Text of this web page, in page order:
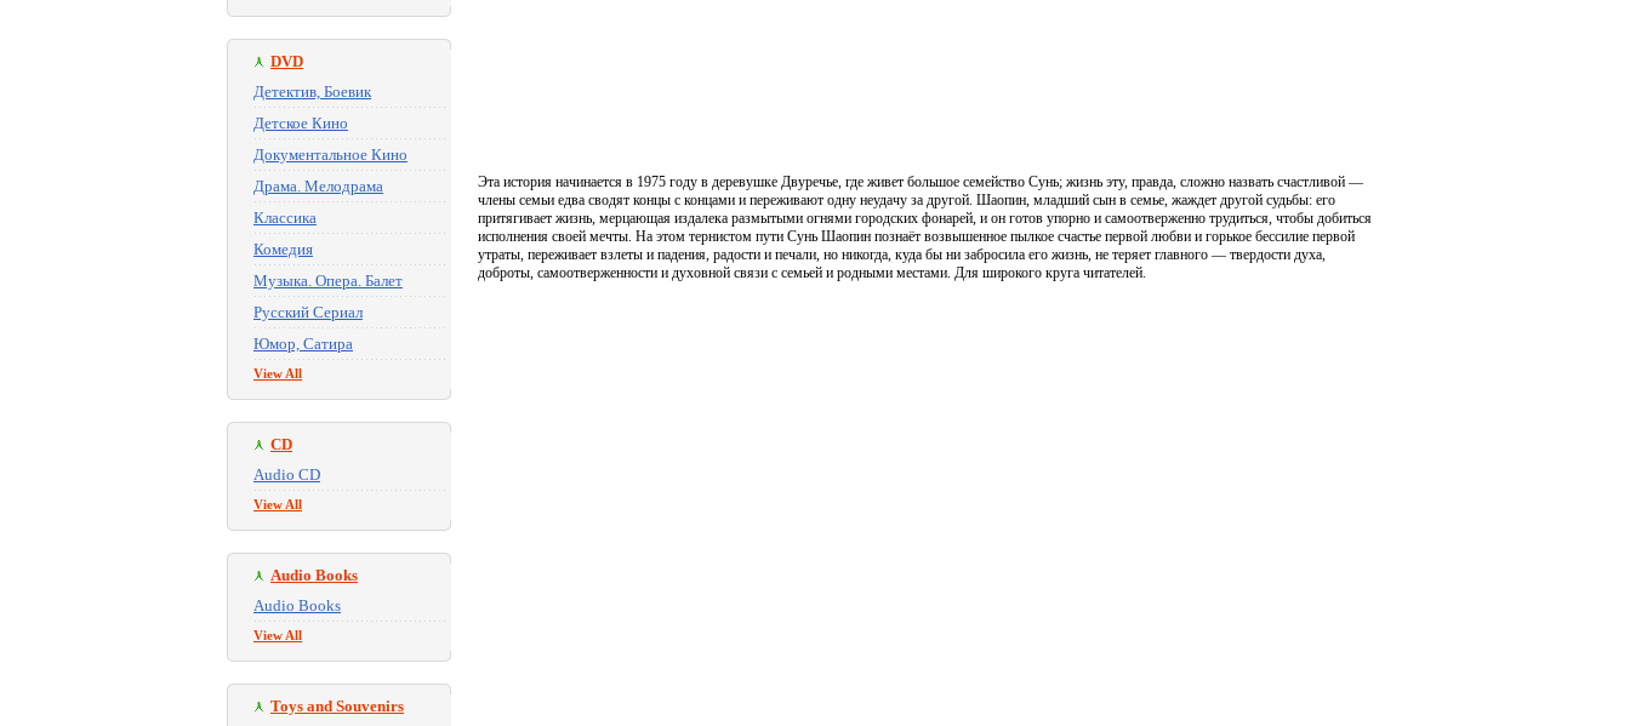
DVD
Детектив, Боевик
Детское Кино
Документальное Кино
Драма. Мелодрама
Классика
Комедия
Музыка. Опера. Балет
Русский Сериал
Юмор, Сатира
View All
CD
Audio CD
View All
Audio Books
Audio Books
View All
Toys and Souvenirs
Эта история начинается в 1975 году в деревушке Двуречье, где живет большое семейство Сунь; жизнь эту, правда, сложно назвать счастливой —
члены семьи едва сводят концы с концами и переживают одну неудачу за другой. Шаопин, младший сын в семье, жаждет другой судьбы: его
притягивает жизнь, мерцающая издалека размытыми огнями городских фонарей, и он готов упорно и самоотверженно трудиться, чтобы добиться
исполнения своей мечты. На этом тернистом пути Сунь Шаопин познаёт возвышенное пылкое счастье первой любви и горькое бессилие первой
утраты, переживает взлеты и падения, радости и печали, но никогда, куда бы ни забросила его жизнь, не теряет главного — твердости духа,
доброты, самоотверженности и духовной связи с семьей и родными местами. Для широкого круга читателей.